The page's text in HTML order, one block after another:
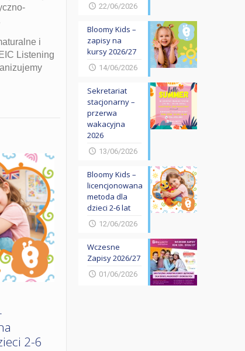
i
Listening
2-6
22/06/2026
Bloomy Kids –
zapisy na
kursy 2026/27
14/06/2026
Sekretariat
stacjonarny –
przerwa
wakacyjna
2026
13/06/2026
Bloomy Kids –
licencjonowana
metoda dla
dzieci 2-6 lat
12/06/2026
Wczesne
Zapisy 2026/27
01/06/2026